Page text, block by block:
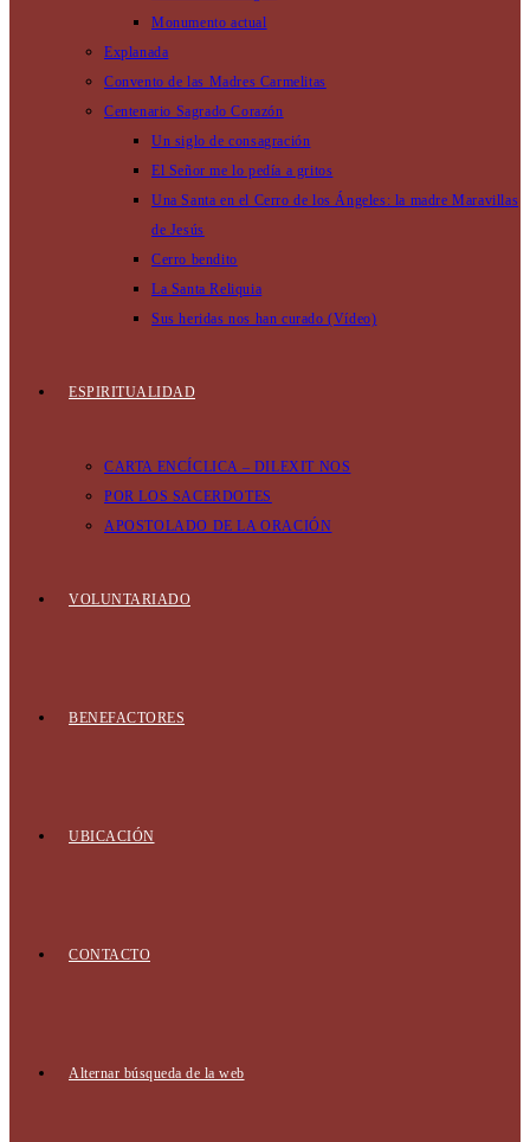
Monumento actual
Explanada
Convento de las Madres Carmelitas
Centenario Sagrado Corazón
Un siglo de consagración
El Señor me lo pedía a gritos
Una Santa en el Cerro de los Ángeles: la madre Maravillas
de Jesús
Cerro bendito
La Santa Reliquia
Sus heridas nos han curado (Vídeo)
ESPIRITUALIDAD
CARTA ENCÍCLICA – DILEXIT NOS
POR LOS SACERDOTES
APOSTOLADO DE LA ORACIÓN
VOLUNTARIADO
BENEFACTORES
UBICACIÓN
CONTACTO
Alternar búsqueda de la web